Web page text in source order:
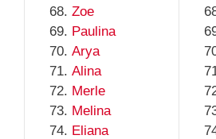
Zoe
Paulina
Arya
Alina
Merle
Melina
Eliana